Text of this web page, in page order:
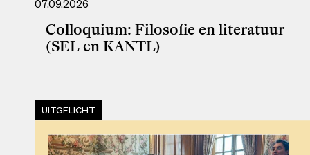
07.09.2026
Colloquium: Filosofie en literatuur
(SEL en KANTL)